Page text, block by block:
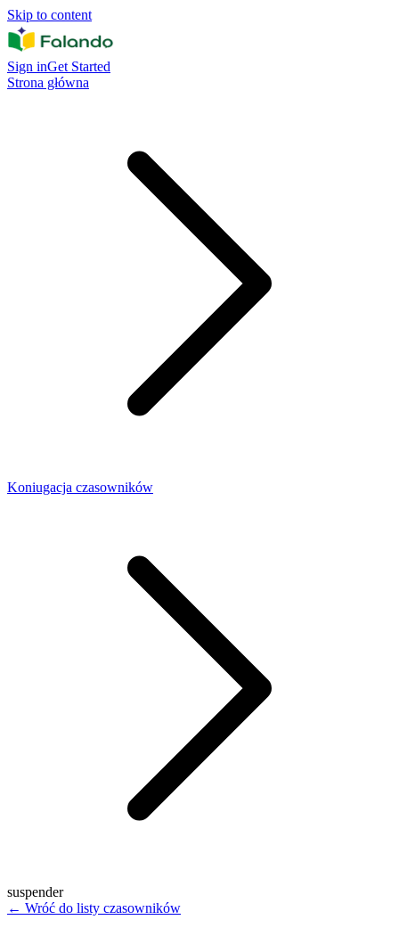
Skip to content
Sign inGet Started
Strona główna
Koniugacja czasowników
suspender
← Wróć do listy czasowników